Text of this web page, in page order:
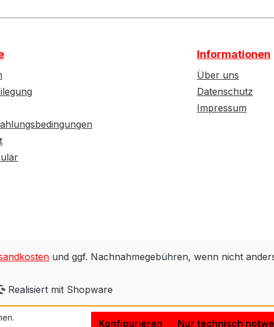
Informationen
Über uns
Datenschutz
Impressum
und ggf. Nachnahmegebühren, wenn nicht
Realisiert mit Shopware
Nur technisch
Konfigurieren